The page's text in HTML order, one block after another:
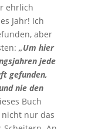
ehrlich
Jahr! Ich
aber
„Um hier
jede
gefunden,
nie den
Buch
nur das